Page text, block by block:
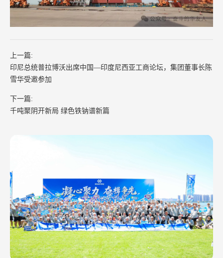
上一篇:
印尼总统普拉博沃出席中国—印度尼西亚工商论坛，集团董事长陈
雪华受邀参加
下一篇:
千吨聚阴开新局 绿色铁钠谱新篇